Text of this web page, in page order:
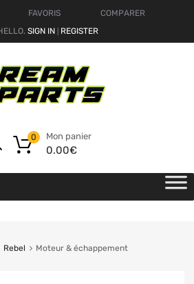
FAVORIS
COMPARER
SIGN IN REGISTER
Mon panier
0.00€
0
Rebel Moteur & échappement